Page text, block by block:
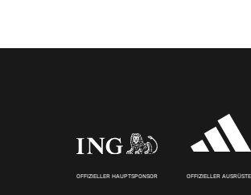
OFFIZIELLER HAUPTSPONSOR OFFIZIELLER